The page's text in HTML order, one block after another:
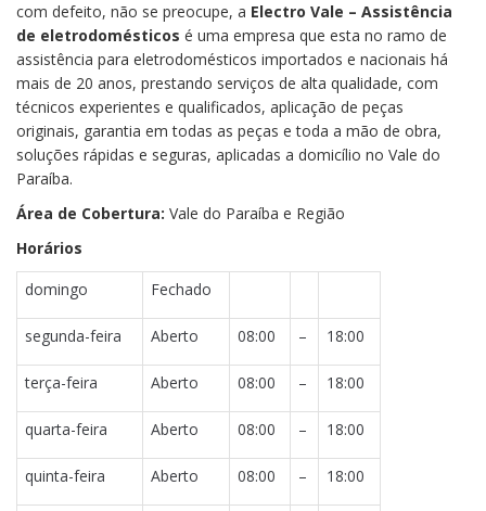
com defeito, não se preocupe, a Electro Vale – Assistência
de eletrodomésticos é uma empresa que esta no ramo de
assistência para eletrodomésticos importados e nacionais há
mais de 20 anos, prestando serviços de alta qualidade, com
técnicos experientes e qualificados, aplicação de peças
originais, garantia em todas as peças e toda a mão de obra,
soluções rápidas e seguras, aplicadas a domicílio no Vale do
Paraíba.
Área de Cobertura: Vale do Paraíba e Região
Horários
domingo
Fechado
segunda-feira Aberto 08:00 – 18:00
terça-feira Aberto 08:00 – 18:00
quarta-feira Aberto 08:00 – 18:00
quinta-feira Aberto 08:00 – 18:00